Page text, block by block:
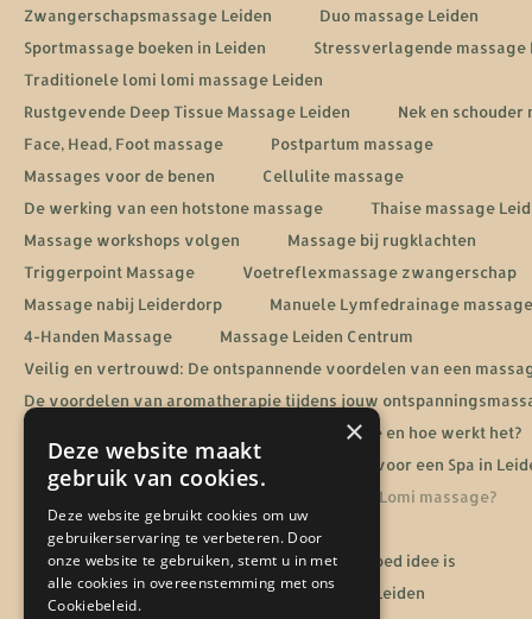
Zwangerschapsmassage Leiden
Duo massage Leiden
Sportmassage boeken in Leiden
Stressverlagende massage
Traditionele lomi lomi massage Leiden
Rustgevende Deep Tissue Massage Leiden
Nek en schouder
Face, Head, Foot massage
Postpartum massage
Massages voor de benen
Cellulite massage
De werking van een hotstone massage
Thaise massage
Massage workshops volgen
Massage bij rugklachten
Triggerpoint Massage
Voetreflexmassage zwangerschap
Massage nabij Leiderdorp
Manuele Lymfedrainage massage
4-Handen Massage
Massage Leiden Centrum
Veilig en vertrouwd: De ontspannende voordelen van een
De voordelen van aromatherapie tijdens jouw
Energetische heling: Wat is een Reiki massage en hoe werkt het?
De ultieme ontspanningservaring: Jouw gids voor een Spa in
Sportmassage in Leiden
Wat is een Lomi Lomi massage?
De rol van massage bij een burn-out herstel
Waarom een massage cadeaubon altijd een goed idee is
Jouw gids voor een ontspanningsmassage in Leiden
×
Deze website maakt
gebruik van cookies.
Deze website gebruikt cookies om uw
gebruikerservaring te verbeteren. Door
onze website te gebruiken, stemt u in met
alle cookies in overeenstemming met ons
Cookiebeleid.